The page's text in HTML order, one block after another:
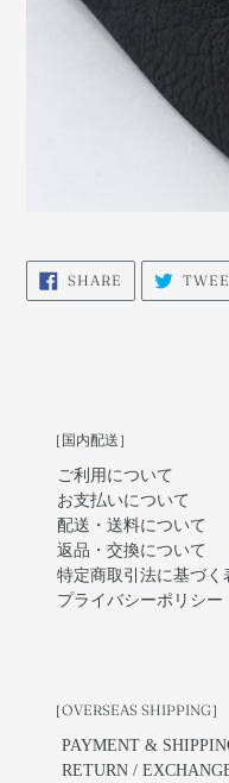
SHARE SHARE
FACEBOOK
［国内配送］
ご利用について
お支払いについて
配送・送料について
返品・交換について
特定商取引法に基づく
プライバシーポリシー
［OVERSEAS SHIPPING］
PAYMENT &
RETURN /